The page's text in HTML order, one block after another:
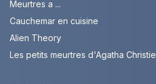
Meurtres a ...
Cauchemar en cuisine
Alien Theory
Les petits meurtres d'Agatha Christie